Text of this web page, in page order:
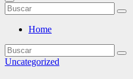
Home
Uncategorized